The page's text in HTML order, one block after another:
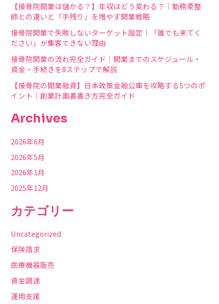
【接骨院開業は儲かる？】年収はどう変わる？｜勤務柔整
師との違いと「手残り」を増やす開業戦略
接骨院開業で失敗しないターゲット設定｜「誰でも来てく
ださい」が集客できない理由
接骨院開業の流れ完全ガイド｜開業までのスケジュール・
資金・手続きを8ステップで解説
【接骨院の開業融資】日本政策金融公庫を攻略する5つのポ
イント｜創業計画書書き方完全ガイド
Archives
2026年6月
2026年5月
2026年1月
2025年12月
カテゴリー
Uncategorized
保険請求
医療機器販売
資金調達
運用支援